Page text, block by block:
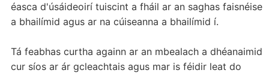
éasca d'úsáideoirí tuiscint a fháil ar an saghas faisnéise
a bhailímid agus ar na cúiseanna a bhailímid í.
Tá feabhas curtha againn ar an mbealach a dhéanaimid
cur síos ar ár gcleachtais agus mar is féidir leat do